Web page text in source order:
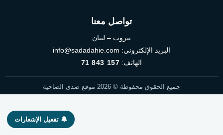
تواصل معنا
بيروت – لبنان
البريد الإلكتروني: info@sadadahie.com
الهاتف: 71 843 157
جميع الحقوق محفوظة © 2026 موقع صدى الضاحية
🔔 تفعيل الإشعارات